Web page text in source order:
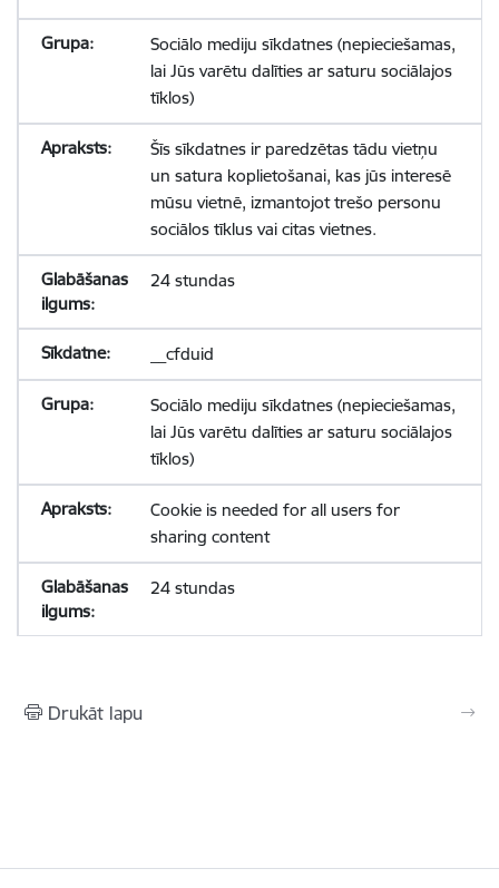
Sociālo mediju sīkdatnes (nepieciešamas,
lai Jūs varētu dalīties ar saturu sociālajos
tīklos)
Šīs sīkdatnes ir paredzētas tādu vietņu
un satura koplietošanai, kas jūs interesē
mūsu vietnē, izmantojot trešo personu
sociālos tīklus vai citas vietnes.
24 stundas
__cfduid
Sociālo mediju sīkdatnes (nepieciešamas,
lai Jūs varētu dalīties ar saturu sociālajos
tīklos)
Cookie is needed for all users for
sharing content
24 stundas
Drukāt lapu